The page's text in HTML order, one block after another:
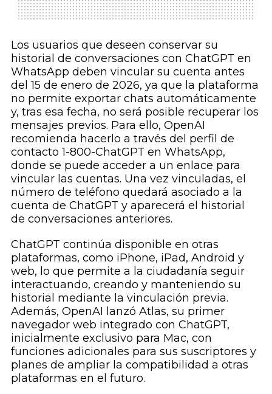
Los usuarios que deseen conservar su
historial de conversaciones con ChatGPT en
WhatsApp deben vincular su cuenta antes
del 15 de enero de 2026, ya que la plataforma
no permite exportar chats automáticamente
y, tras esa fecha, no será posible recuperar los
mensajes previos. Para ello, OpenAI
recomienda hacerlo a través del perfil de
contacto 1-800-ChatGPT en WhatsApp,
donde se puede acceder a un enlace para
vincular las cuentas. Una vez vinculadas, el
número de teléfono quedará asociado a la
cuenta de ChatGPT y aparecerá el historial
de conversaciones anteriores.
ChatGPT continúa disponible en otras
plataformas, como iPhone, iPad, Android y
web, lo que permite a la ciudadanía seguir
interactuando, creando y manteniendo su
historial mediante la vinculación previa.
Además, OpenAI lanzó Atlas, su primer
navegador web integrado con ChatGPT,
inicialmente exclusivo para Mac, con
funciones adicionales para sus suscriptores y
planes de ampliar la compatibilidad a otras
plataformas en el futuro.